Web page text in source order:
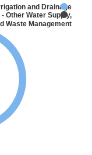
and Drainage
- Other Water Supply,
Waste Management